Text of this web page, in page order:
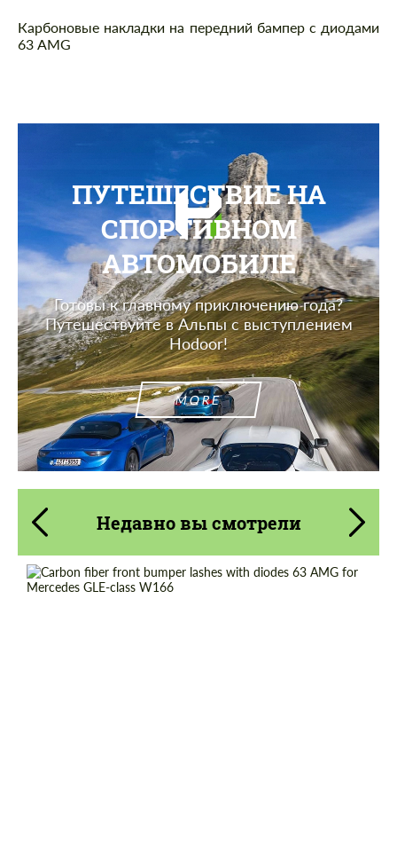
Описание
Карбоновые накладки на передний бампер с диодами
63 AMG
ПУТЕШЕСТВИЕ НА
СПОРТИВНОМ
АВТОМОБИЛЕ
Готовы к главному приключению года?
Путешествуйте в Альпы с выступлением
Hodoor!
MORE
Недавно вы смотрели